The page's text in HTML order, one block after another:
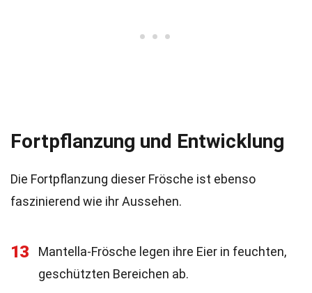
Fortpflanzung und Entwicklung
Die Fortpflanzung dieser Frösche ist ebenso
faszinierend wie ihr Aussehen.
13
Mantella-Frösche legen ihre Eier in feuchten,
geschützten Bereichen ab.